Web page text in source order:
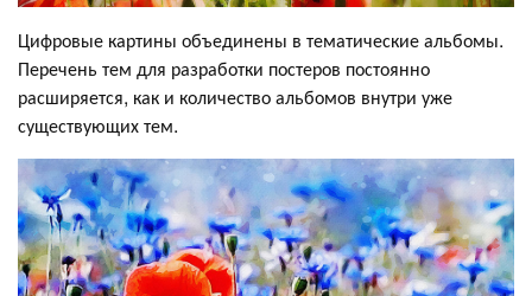
Цифровые картины объединены в тематические альбомы.
Перечень тем для разработки постеров постоянно
расширяется, как и количество альбомов внутри уже
существующих тем.